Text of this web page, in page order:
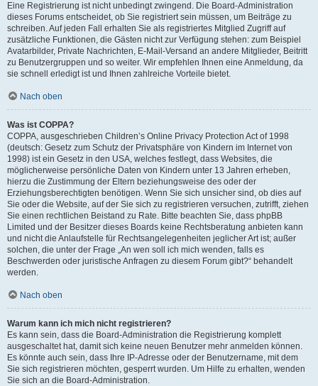
Eine Registrierung ist nicht unbedingt zwingend. Die Board-Administration
dieses Forums entscheidet, ob Sie registriert sein müssen, um Beiträge zu
schreiben. Auf jeden Fall erhalten Sie als registriertes Mitglied Zugriff auf
zusätzliche Funktionen, die Gästen nicht zur Verfügung stehen: zum Beispiel
Avatarbilder, Private Nachrichten, E-Mail-Versand an andere Mitglieder, Beitritt
zu Benutzergruppen und so weiter. Wir empfehlen Ihnen eine Anmeldung, da
sie schnell erledigt ist und Ihnen zahlreiche Vorteile bietet.
Nach oben
Was ist COPPA?
COPPA, ausgeschrieben Children’s Online Privacy Protection Act of 1998
(deutsch: Gesetz zum Schutz der Privatsphäre von Kindern im Internet von
1998) ist ein Gesetz in den USA, welches festlegt, dass Websites, die
möglicherweise persönliche Daten von Kindern unter 13 Jahren erheben,
hierzu die Zustimmung der Eltern beziehungsweise des oder der
Erziehungsberechtigten benötigen. Wenn Sie sich unsicher sind, ob dies auf
Sie oder die Website, auf der Sie sich zu registrieren versuchen, zutrifft, ziehen
Sie einen rechtlichen Beistand zu Rate. Bitte beachten Sie, dass phpBB
Limited und der Besitzer dieses Boards keine Rechtsberatung anbieten kann
und nicht die Anlaufstelle für Rechtsangelegenheiten jeglicher Art ist; außer
solchen, die unter der Frage „An wen soll ich mich wenden, falls es
Beschwerden oder juristische Anfragen zu diesem Forum gibt?“ behandelt
werden.
Nach oben
Warum kann ich mich nicht registrieren?
Es kann sein, dass die Board-Administration die Registrierung komplett
ausgeschaltet hat, damit sich keine neuen Benutzer mehr anmelden können.
Es könnte auch sein, dass Ihre IP-Adresse oder der Benutzername, mit dem
Sie sich registrieren möchten, gesperrt wurden. Um Hilfe zu erhalten, wenden
Sie sich an die Board-Administration.